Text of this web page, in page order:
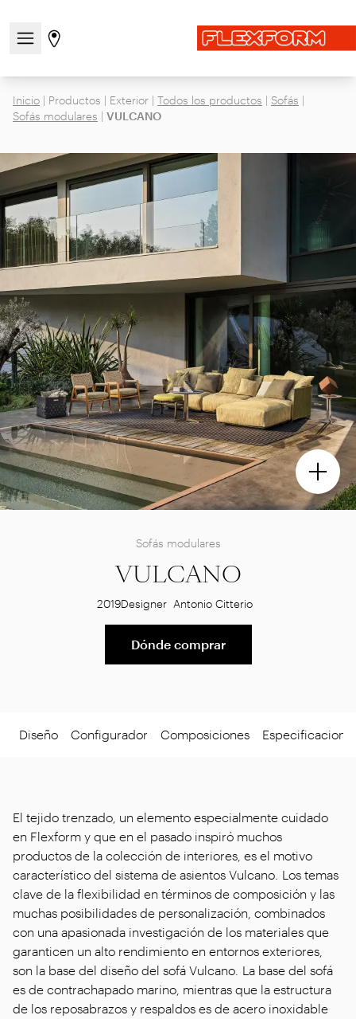
Abre/cierra el menú de navegación
Ir a la página de tiendas
Inicio | Productos | Exterior | Todos los productos | Sofás |
Sofás modulares | VULCANO
Sofás modulares
VULCANO
2019Designer Antonio Citterio
Dónde comprar
Diseño Configurador Composiciones
El tejido trenzado, un elemento especialmente cuidado
en Flexform y que en el pasado inspiró muchos
productos de la colección de interiores, es el motivo
característico del sistema de asientos Vulcano. Los temas
clave de la flexibilidad en términos de composición y las
muchas posibilidades de personalización, combinados
con una apasionada investigación de los materiales que
garanticen un alto rendimiento en entornos exteriores,
son la base del diseño del sofá Vulcano. La base del sofá
es de contrachapado marino, mientras que la estructura
de los reposabrazos y respaldos es de acero inoxidable